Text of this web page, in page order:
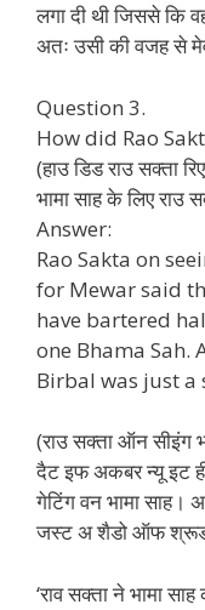
लगा दी थी जिससे कि
अतः उसी की वजह से
Question 3.
How did Rao
(हाउ डिड राउ सक्ता
भामा साह के लिए राउ
Answer:
Rao Sakta on
for Mewar said
have bartered
one Bhama Sah.
Birbal was just a
(राउ सक्ता ऑन सीइंग
दैट इफ अकबर न्यू इट
गेटिंग वन भामा साह।
जस्ट अ शैडो ऑफ श्रूड
‘राव सक्ता ने भामा